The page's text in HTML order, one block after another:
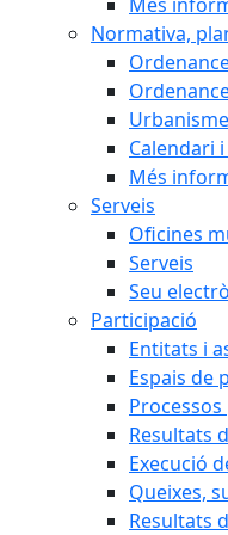
Normativa,
Urbanisme
Calendari
Més
Serveis
Oficines
Serveis
Seu
Participació
Entitats i
Espais de
Resultats
Execució
Queixes,
Resultats